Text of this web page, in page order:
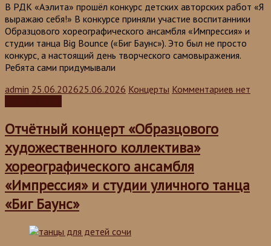
В РДК «Аэлита» прошёл конкурс детских авторских работ «Я
выражаю себя!» В конкурсе приняли участие воспитанники
Образцового хореографического ансамбля «Импрессия» и
студии танца Big Bounce («Биг Баунс»). Это был не просто
конкурс, а настоящий день творческого самовыражения.
Ребята сами придумывали
admin 25.06.202625.06.2026 Концерты Комментариев нет
Отчётный концерт «Образцового
художественного коллектива»
хореографического ансамбля
«Импрессия» и студии уличного танца
«Биг Баунс»